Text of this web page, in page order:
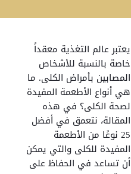
يعتبر عالم التغذية معقداً
خاصة بالنسبة للأشخاص
المصابين بأمراض الكلى. ما
هي أنواع الأطعمة المفيدة
لصحة الكلى؟ في هذه
المقالة، نتعمق في أفضل
25 نوعًا من الأطعمة
المفيدة للكلى والتي يمكن
أن تساعد في الحفاظ على